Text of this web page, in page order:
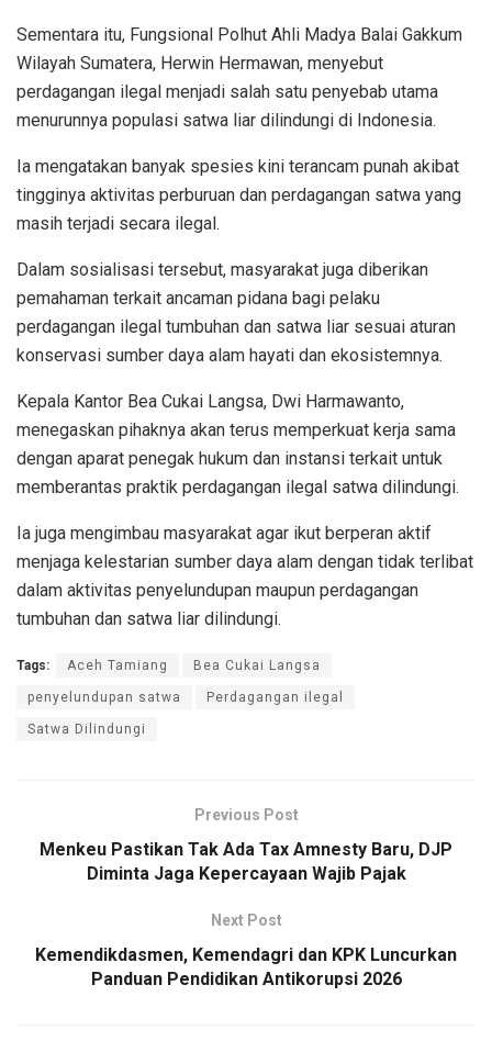
Sementara itu, Fungsional Polhut Ahli Madya Balai Gakkum
Wilayah Sumatera, Herwin Hermawan, menyebut
perdagangan ilegal menjadi salah satu penyebab utama
menurunnya populasi satwa liar dilindungi di Indonesia.
Ia mengatakan banyak spesies kini terancam punah akibat
tingginya aktivitas perburuan dan perdagangan satwa yang
masih terjadi secara ilegal.
Dalam sosialisasi tersebut, masyarakat juga diberikan
pemahaman terkait ancaman pidana bagi pelaku
perdagangan ilegal tumbuhan dan satwa liar sesuai aturan
konservasi sumber daya alam hayati dan ekosistemnya.
Kepala Kantor Bea Cukai Langsa, Dwi Harmawanto,
menegaskan pihaknya akan terus memperkuat kerja sama
dengan aparat penegak hukum dan instansi terkait untuk
memberantas praktik perdagangan ilegal satwa dilindungi.
Ia juga mengimbau masyarakat agar ikut berperan aktif
menjaga kelestarian sumber daya alam dengan tidak terlibat
dalam aktivitas penyelundupan maupun perdagangan
tumbuhan dan satwa liar dilindungi.
Tags: Aceh Tamiang Bea Cukai Langsa
penyelundupan satwa Perdagangan ilegal
Satwa Dilindungi
Previous Post
Menkeu Pastikan Tak Ada Tax Amnesty Baru, DJP
Diminta Jaga Kepercayaan Wajib Pajak
Next Post
Kemendikdasmen, Kemendagri dan KPK Luncurkan
Panduan Pendidikan Antikorupsi 2026